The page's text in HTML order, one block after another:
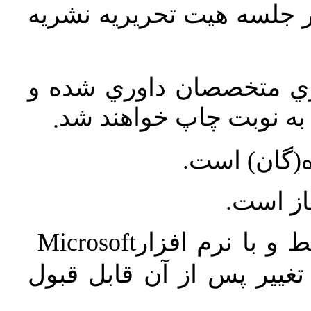
جلسه هيت تحريريه نشريه
متخصصان داوري شده و
نوبت چاپ خواهند شد.
است.
است.
و با نرم افزارMicrosoft
پس از آن قابل قبول